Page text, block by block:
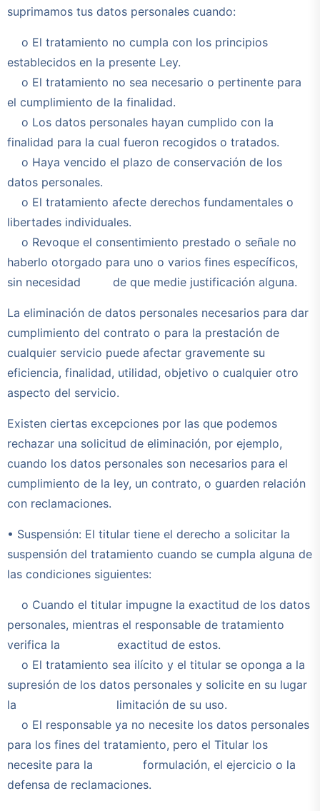
suprimamos tus datos personales cuando:
o El tratamiento no cumpla con los principios
establecidos en la presente Ley.
o El tratamiento no sea necesario o pertinente para
el cumplimiento de la finalidad.
o Los datos personales hayan cumplido con la
finalidad para la cual fueron recogidos o tratados.
o Haya vencido el plazo de conservación de los
datos personales.
o El tratamiento afecte derechos fundamentales o
libertades individuales.
o Revoque el consentimiento prestado o señale no
haberlo otorgado para uno o varios fines específicos,
sin necesidad de que medie justificación alguna.
La eliminación de datos personales necesarios para dar
cumplimiento del contrato o para la prestación de
cualquier servicio puede afectar gravemente su
eficiencia, finalidad, utilidad, objetivo o cualquier otro
aspecto del servicio.
Existen ciertas excepciones por las que podemos
rechazar una solicitud de eliminación, por ejemplo,
cuando los datos personales son necesarios para el
cumplimiento de la ley, un contrato, o guarden relación
con reclamaciones.
• Suspensión: El titular tiene el derecho a solicitar la
suspensión del tratamiento cuando se cumpla alguna de
las condiciones siguientes:
o Cuando el titular impugne la exactitud de los datos
personales, mientras el responsable de tratamiento
verifica la exactitud de estos.
o El tratamiento sea ilícito y el titular se oponga a la
supresión de los datos personales y solicite en su lugar
la limitación de su uso.
o El responsable ya no necesite los datos personales
para los fines del tratamiento, pero el Titular los
necesite para la formulación, el ejercicio o la
defensa de reclamaciones.